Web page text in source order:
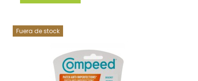
Fuera de stock